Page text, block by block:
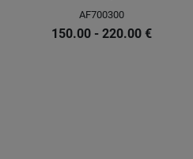
AF700300
150.00 - 220.00 €